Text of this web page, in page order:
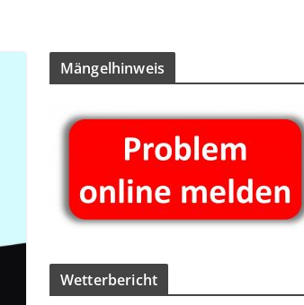
Män­gel­hin­weis
Wet­ter­be­richt